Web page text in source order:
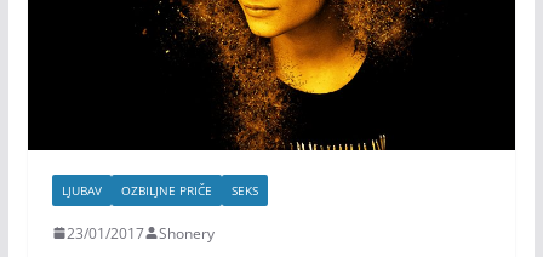
LJUBAV OZBILJNE PRIČE SEKS
23/01/2017 Shonery